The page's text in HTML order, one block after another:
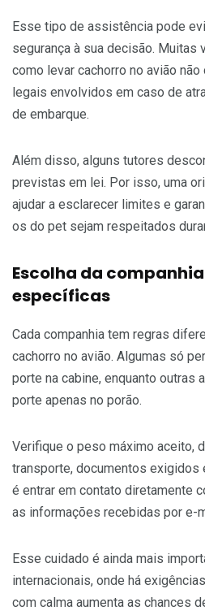
Esse tipo de assistência pode
segurança à sua decisão. Muitas
como levar cachorro no avião
legais envolvidos em caso de
de embarque.
Além disso, alguns tutores
previstas em lei. Por isso, uma
ajudar a esclarecer limites e
os do pet sejam respeitados
Escolha da
específicas
Cada companhia tem regras
cachorro no avião. Algumas só
porte na cabine, enquanto outras
porte apenas no porão.
Verifique o peso máximo aceito,
transporte, documentos exigidos
é entrar em contato diretamente
as informações recebidas por e-
Esse cuidado é ainda mais
internacionais, onde há
com calma aumenta as chances